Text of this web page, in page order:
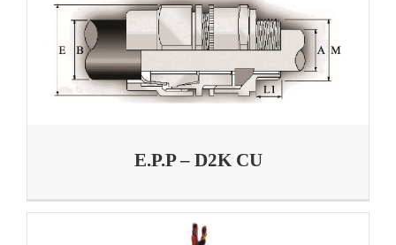
E.P.P – D2K CU